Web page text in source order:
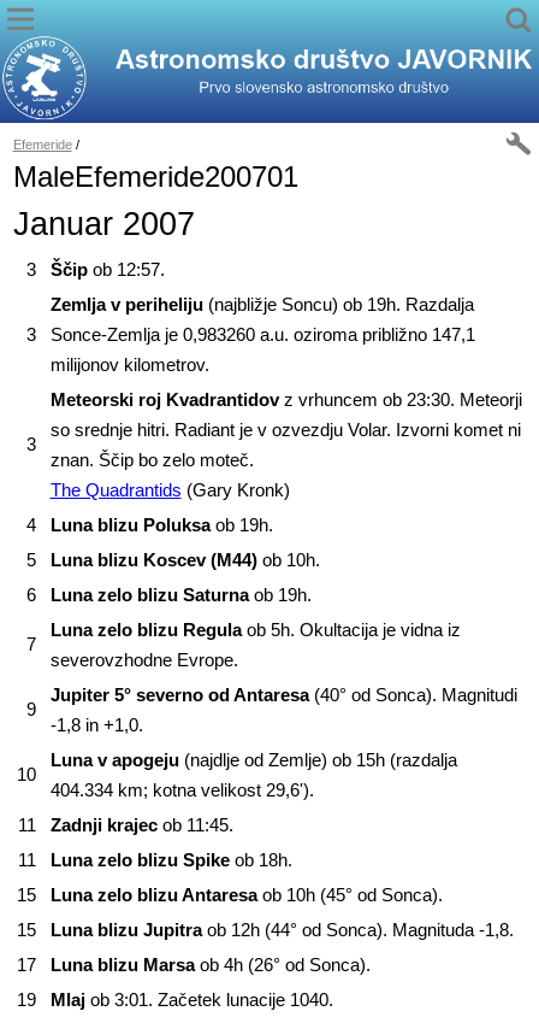
Efemeride/
MaleEfemeride200701
Januar 2007
3 Ščipob 12:57.
3
Zemlja v periheliju(najbližje Soncu) ob 19h. Razdalja
Sonce-Zemlja je 0,983260 a.u. oziroma približno 147,1
milijonov kilometrov.
3
Meteorski roj Kvadrantidovz vrhuncem ob 23:30. Meteorji
so srednje hitri. Radiant je v ozvezdju Volar. Izvorni komet ni
znan. Ščip bo zelo moteč.
The Quadrantids (Gary Kronk)
4
Luna blizu Poluksaob 19h.
5
Luna blizu Koscev (M44)ob 10h.
6
Luna zelo blizu Saturnaob 19h.
7
Luna zelo blizu Regulaob 5h. Okultacija je vidna iz
severovzhodne Evrope.
9
Jupiter 5° severno od Antaresa(40° od Sonca). Magnitudi
-1,8 in +1,0.
10
Luna v apogeju(najdlje od Zemlje) ob 15h (razdalja
404.334 km; kotna velikost 29,6').
11
Zadnji krajecob 11:45.
11
Luna zelo blizu Spikeob 18h.
15
Luna zelo blizu Antaresaob 10h (45° od Sonca).
15
Luna blizu Jupitraob 12h (44° od Sonca). Magnituda -1,8.
17
Luna blizu Marsaob 4h (26° od Sonca).
19
Mlajob 3:01. Začetek lunacije 1040.